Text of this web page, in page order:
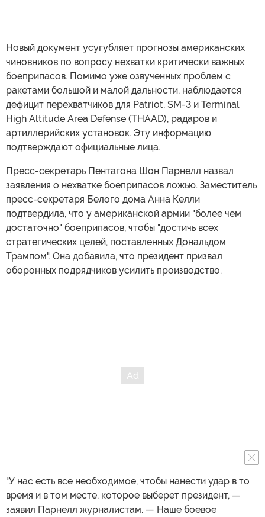
Новый документ усугубляет прогнозы американских
чиновников по вопросу нехватки критически важных
боеприпасов. Помимо уже озвученных проблем с
ракетами большой и малой дальности, наблюдается
дефицит перехватчиков для Patriot, SM-3 и Terminal
High Altitude Area Defense (THAAD), радаров и
артиллерийских установок. Эту информацию
подтверждают официальные лица.
Пресс-секретарь Пентагона Шон Парнелл назвал
заявления о нехватке боеприпасов ложью. Заместитель
пресс-секретаря Белого дома Анна Келли
подтвердила, что у американской армии "более чем
достаточно" боеприпасов, чтобы "достичь всех
стратегических целей, поставленных Дональдом
Трампом". Она добавила, что президент призвал
оборонных подрядчиков усилить производство.
"У нас есть все необходимое, чтобы нанести удар в то
время и в том месте, которое выберет президент, —
заявил Парнелл журналистам. — Наше боевое